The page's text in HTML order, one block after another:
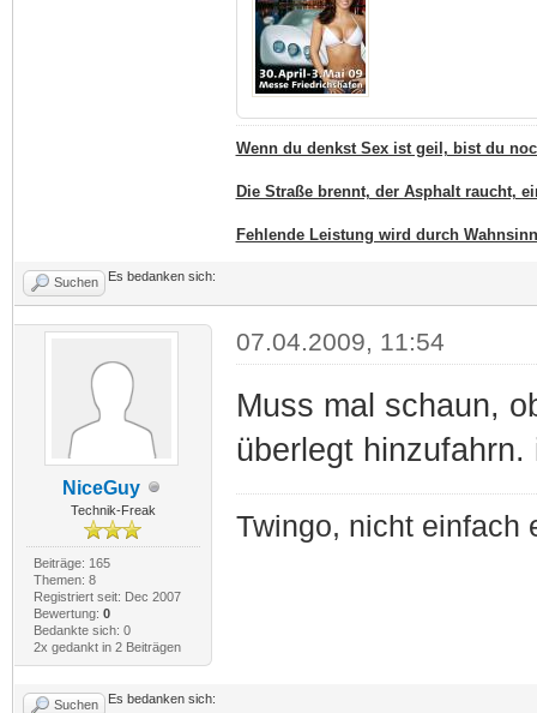
Wenn du denkst Sex ist geil, bist du
Die Straße brennt, der Asphalt raucht,
Fehlende Leistung wird durch
Suchen Es bedanken sich:
NiceGuy
Technik-Freak
Beiträge: 165
Themen: 8
Registriert seit: Dec 2007
Bewertung: 0
Bedankte sich: 0
2x gedankt in 2 Beiträgen
07.04.2009, 11:54
Muss mal schaun,
überlegt
Twingo, nicht einfach
Suchen Es bedanken sich: